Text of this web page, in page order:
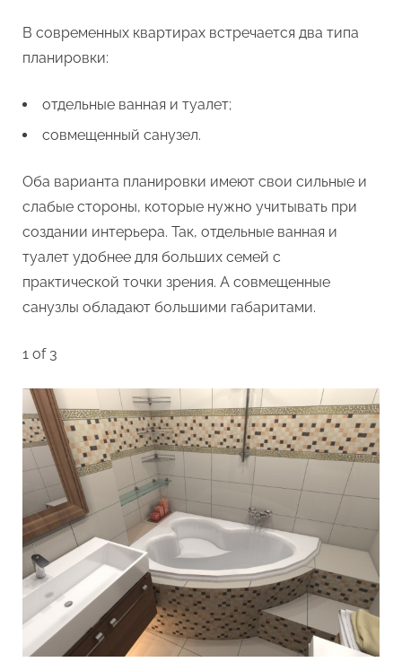
В современных квартирах встречается два типа
планировки:
отдельные ванная и туалет;
совмещенный санузел.
Оба варианта планировки имеют свои сильные и
слабые стороны, которые нужно учитывать при
создании интерьера. Так, отдельные ванная и
туалет удобнее для больших семей с
практической точки зрения. А совмещенные
санузлы обладают большими габаритами.
1 of 3